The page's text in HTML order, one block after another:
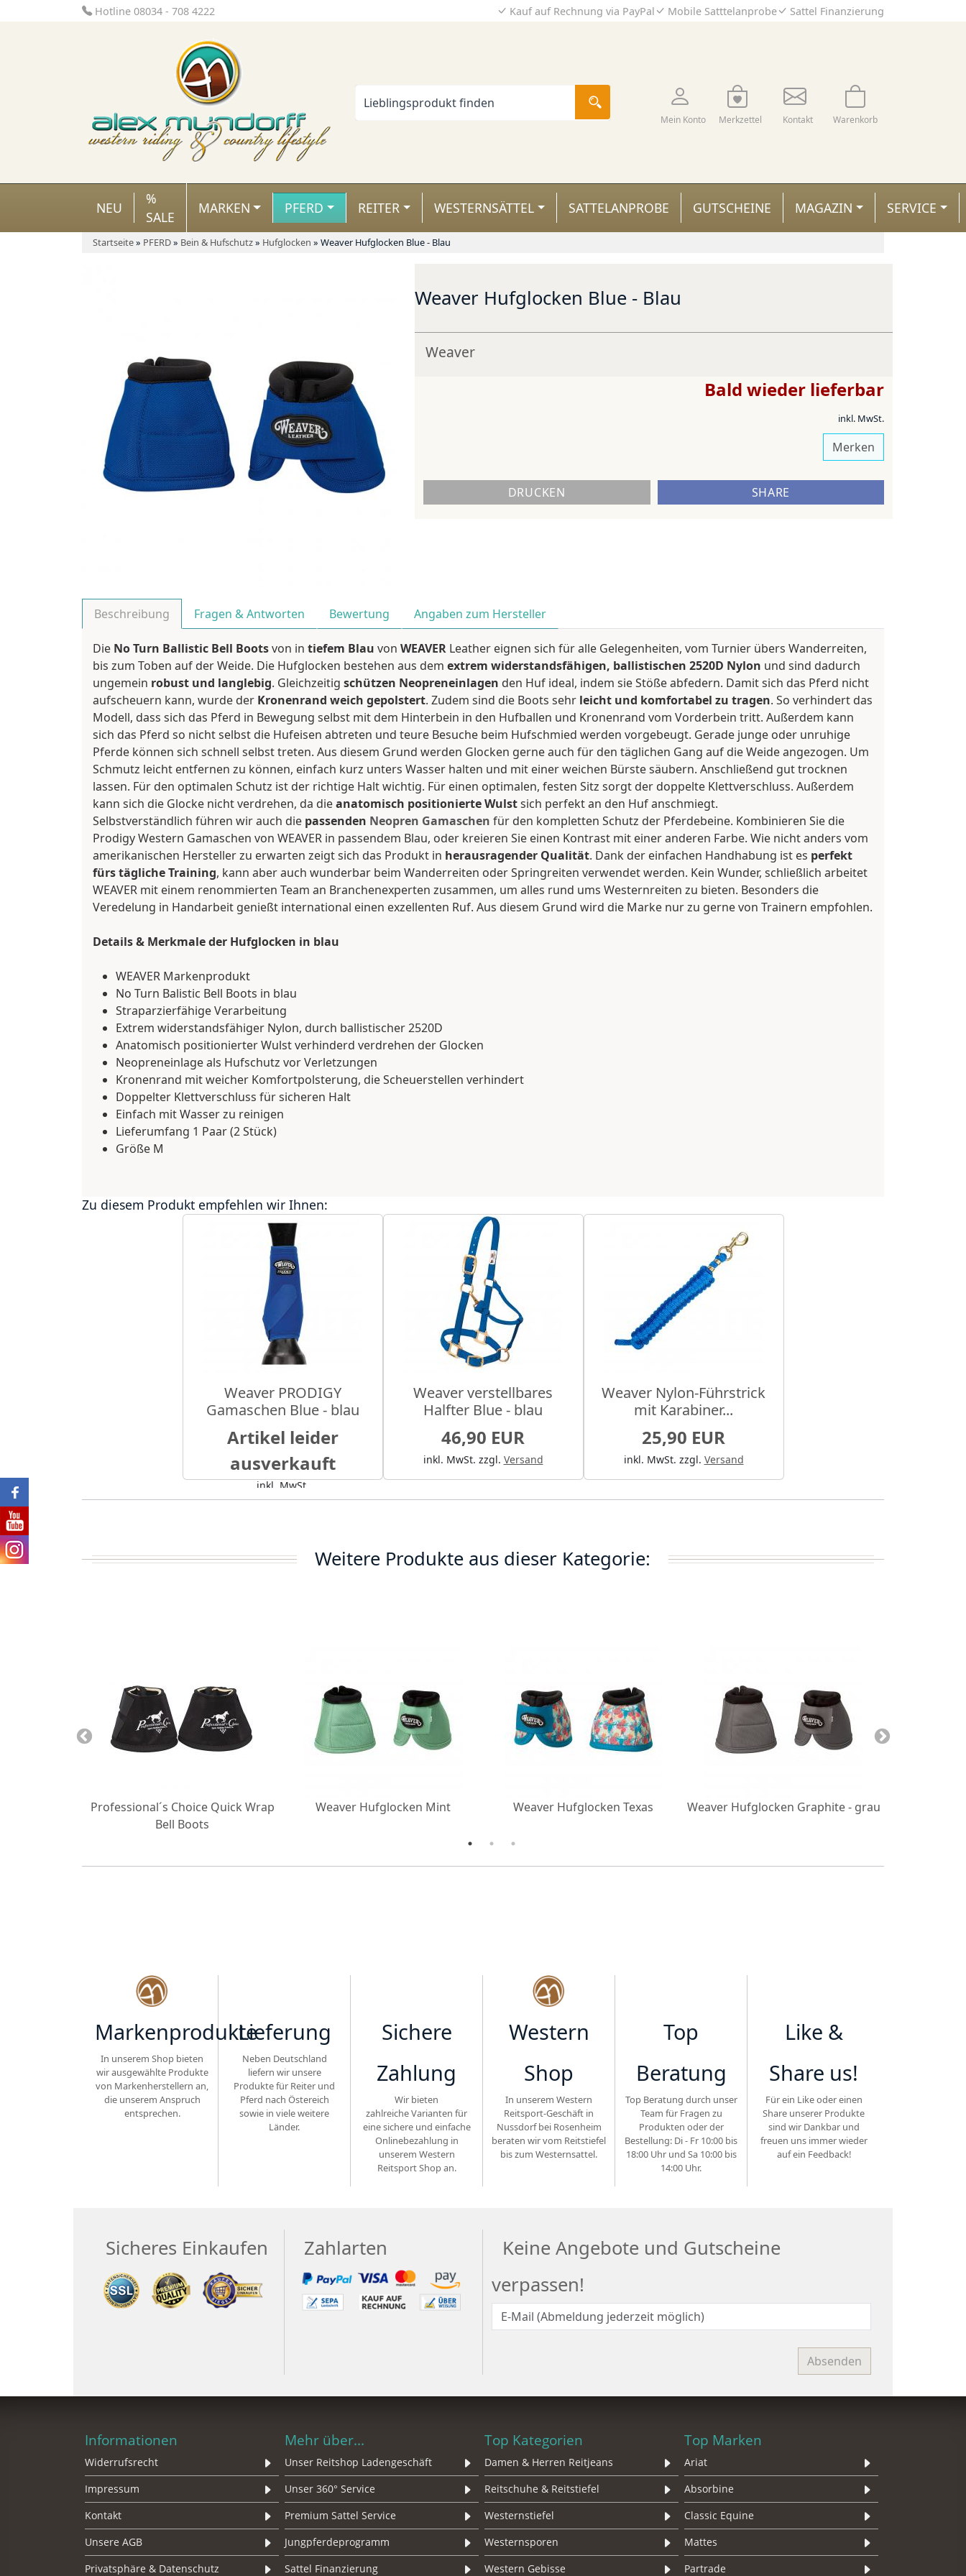
Hotline 08034 - 708 4222 Kauf auf Rechnung via PayPal Mobile Satttelanprobe Sattel Finanzierung
Mein Konto Merkzettel Kontakt Warenkorb
NEU
%
SALE
MARKEN PFERD REITER WESTERNSÄTTEL SATTELANPROBE GUTSCHEINE MAGAZIN SERVICE
Startseite» PFERD» Bein & Hufschutz» Hufglocken » Weaver Hufglocken Blue - Blau
Weaver Hufglocken Blue - Blau
Weaver
Bald wieder lieferbar
inkl. MwSt.
Merken
DRUCKEN SHARE
Beschreibung Fragen & Antworten Bewertung Angaben zum Hersteller
Die No Turn Ballistic Bell Bootsvon in tiefem Blau von WEAVER Leather eignen sich für alle Gelegenheiten, vom Turnier übers Wanderreiten,
bis zum Toben auf der Weide. Die Hufglocken bestehen aus dem extrem widerstandsfähigen, ballistischen 2520D Nylon und sind dadurch
ungemein robust und langlebig. Gleichzeitig schützen Neopreneinlagen den Huf ideal, indem sie Stöße abfedern. Damit sich das Pferd nicht
aufscheuern kann, wurde der Kronenrand weich gepolstert. Zudem sind die Boots sehr leicht und komfortabel zu tragen. So verhindert das
Modell, dass sich das Pferd in Bewegung selbst mit dem Hinterbein in den Hufballen und Kronenrand vom Vorderbein tritt. Außerdem kann
sich das Pferd so nicht selbst die Hufeisen abtreten und teure Besuche beim Hufschmied werden vorgebeugt. Gerade junge oder unruhige
Pferde können sich schnell selbst treten. Aus diesem Grund werden Glocken gerne auch für den täglichen Gang auf die Weide angezogen. Um
Schmutz leicht entfernen zu können, einfach kurz unters Wasser halten und mit einer weichen Bürste säubern. Anschließend gut trocknen
lassen. Für den optimalen Schutz ist der richtige Halt wichtig. Für einen optimalen, festen Sitz sorgt der doppelte Klettverschluss. Außerdem
kann sich die Glocke nicht verdrehen, da dieanatomisch positionierte Wulstsich perfekt an den Huf anschmiegt.
Selbstverständlich führen wir auch die passenden Neopren Gamaschen für den kompletten Schutz der Pferdebeine. Kombinieren Sie die
Prodigy Western Gamaschen von WEAVER in passendem Blau, oder kreieren Sie einen Kontrast mit einer anderen Farbe. Wie nicht anders vom
amerikanischen Hersteller zu erwarten zeigt sich das Produkt in herausragender Qualität. Dank der einfachen Handhabung ist es perfekt
fürs tägliche Training, kann aber auch wunderbar beim Wanderreiten oder Springreiten verwendet werden. Kein Wunder, schließlich arbeitet
WEAVER mit einem renommierten Team an Branchenexperten zusammen, um alles rund ums Westernreiten zu bieten. Besonders die
Veredelung in Handarbeit genießt international einen exzellenten Ruf. Aus diesem Grund wird die Marke nur zu gerne von Trainern empfohlen.
Details & Merkmale der Hufglocken in blau
WEAVER Markenprodukt
No Turn Balistic Bell Boots in blau
Straparzierfähige Verarbeitung
Extrem widerstandsfähiger Nylon, durch ballistischer 2520D
Anatomisch positionierter Wulst verhinderd verdrehen der Glocken
Neopreneinlage als Hufschutz vor Verletzungen
Kronenrand mit weicher Komfortpolsterung, die Scheuerstellen verhindert
Doppelter Klettverschluss für sicheren Halt
Einfach mit Wasser zu reinigen
Lieferumfang 1 Paar (2 Stück)
Größe M
Zu diesem Produkt empfehlen wir Ihnen:
Weaver PRODIGY
Gamaschen Blue - blau
Artikel leider
ausverkauft
inkl. MwSt.
Weaver verstellbares
Halfter Blue - blau
46,90 EUR
inkl. MwSt. zzgl. Versand
Weaver Nylon-Führstrick
mit Karabiner...
25,90 EUR
inkl. MwSt. zzgl. Versand
Weitere Produkte aus dieser Kategorie:
Professional´s Choice Quick Wrap
Bell Boots
Weaver Hufglocken Mint Weaver Hufglocken Texas Weaver Hufglocken Graphite - grau
Markenprodukte
In unserem Shop bieten
wir ausgewählte Produkte
von Markenherstellern an,
die unserem Anspruch
entsprechen.
Lieferung
Neben Deutschland
liefern wir unsere
Produkte für Reiter und
Pferd nach Östereich
sowie in viele weitere
Länder.
Sichere
Zahlung
Wir bieten
zahlreiche Varianten für
eine sichere und einfache
Onlinebezahlung in
unserem Western
Reitsport Shop an.
Western
Shop
In unserem Western
Reitsport-Geschäft in
Nussdorf bei Rosenheim
beraten wir vom Reitstiefel
bis zum Westernsattel.
Top
Beratung
Top Beratung durch unser
Team für Fragen zu
Produkten oder der
Bestellung: Di - Fr 10:00 bis
18:00 Uhr und Sa 10:00 bis
14:00 Uhr.
Like &
Share us!
Für ein Like oder einen
Share unserer Produkte
sind wir Dankbar und
freuen uns immer wieder
auf ein Feedback!
Sicheres Einkaufen Zahlarten
Keine Angebote und Gutscheine
verpassen!
Informationen
Widerrufsrecht
Impressum
Kontakt
Unsere AGB
Privatsphäre & Datenschutz
Mehr über...
Unser Reitshop Ladengeschäft
Unser 360° Service
Premium Sattel Service
Jungpferdeprogramm
Sattel Finanzierung
Top Kategorien
Damen & Herren Reitjeans
Reitschuhe & Reitstiefel
Westernstiefel
Westernsporen
Western Gebisse
Top Marken
Ariat
Absorbine
Classic Equine
Mattes
Partrade